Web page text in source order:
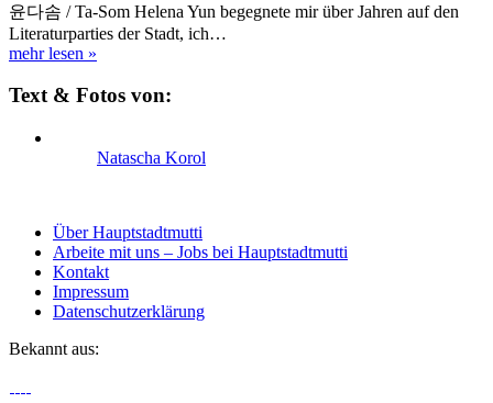
윤다솜 / Ta-Som Helena Yun begegnete mir über Jahren auf den
Literaturparties der Stadt, ich…
mehr lesen »
Text & Fotos von:
Natascha Korol
Über Hauptstadtmutti
Arbeite mit uns – Jobs bei Hauptstadtmutti
Kontakt
Impressum
Datenschutzerklärung
Bekannt aus: